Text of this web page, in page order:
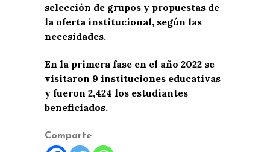
selección de grupos y propuestas de
la oferta institucional, según las
necesidades.
En la primera fase en el año 2022 se
visitaron 9 instituciones educativas
y fueron 2,424 los estudiantes
beneficiados.
Comparte